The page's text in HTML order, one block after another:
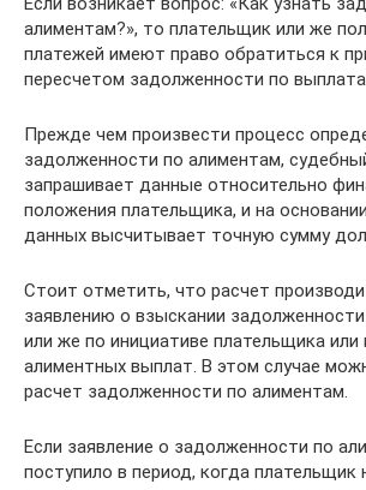
алиментам?», то плательщик или же
платежей имеют право обратиться к
пересчетом задолженности по
Прежде чем произвести процесс
задолженности по алиментам,
запрашивает данные относительно
положения плательщика, и на
данных высчитывает точную сумму
Стоит отметить, что расчет
заявлению о взыскании
или же по инициативе плательщика или
алиментных выплат. В этом случае
расчет задолженности по алиментам.
Если заявление о задолженности по
поступило в период, когда плательщик